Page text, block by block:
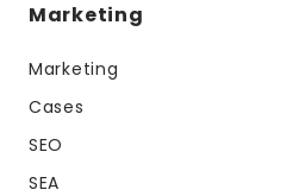
Marketing
Marketing
Cases
SEO
SEA